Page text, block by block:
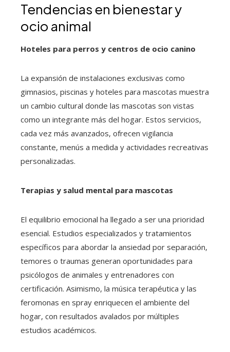
Tendencias en bienestar y
ocio animal
Hoteles para perros y centros de ocio canino
La expansión de instalaciones exclusivas como
gimnasios, piscinas y hoteles para mascotas muestra
un cambio cultural donde las mascotas son vistas
como un integrante más del hogar. Estos servicios,
cada vez más avanzados, ofrecen vigilancia
constante, menús a medida y actividades recreativas
personalizadas.
Terapias y salud mental para mascotas
El equilibrio emocional ha llegado a ser una prioridad
esencial. Estudios especializados y tratamientos
específicos para abordar la ansiedad por separación,
temores o traumas generan oportunidades para
psicólogos de animales y entrenadores con
certificación. Asimismo, la música terapéutica y las
feromonas en spray enriquecen el ambiente del
hogar, con resultados avalados por múltiples
estudios académicos.